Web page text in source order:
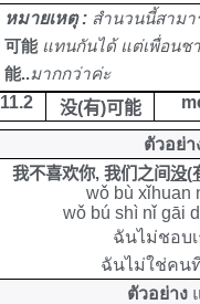
หมายเหตุ : สำนวนนี้สามา
可能 แทนกันได้ แต่เพื่อนช
能..มากกว่าค่ะ
11.2
没(有)可能
ตัวอย่
我不喜欢你,我们之间没(
wǒ bù xǐhuan
wǒ bú shì nǐ gāi
ฉันไม่ชอบเ
ฉันไม่ใช่คนที่
ตัวอย่าง